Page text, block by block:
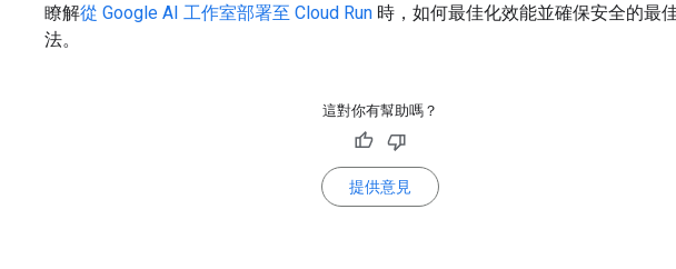
瞭解從 Google AI 工作室部署至 Cloud Run 時，如何最佳化效能並確保安全的最
法。
這對你有幫助嗎？
提供意見